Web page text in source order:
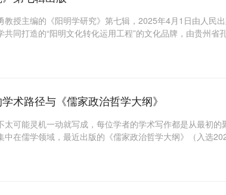
教授主编的《阳明学研究》第七辑，2025年4月1日由人民
同打造的“阳明文化转化运用工程”的文化品牌，由贵州省
术路径与《儒家政治哲学大纲》
太可能灵机一动就写成，每位学者的学术写作都是从最初
中在儒学领域，最近出版的《儒家政治哲学大纲》（入选